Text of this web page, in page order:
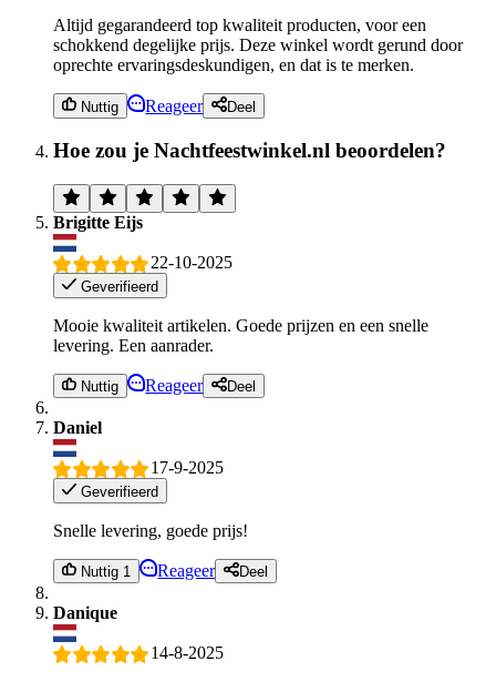
Altijd gegarandeerd top kwaliteit producten, voor een
schokkend degelijke prijs. Deze winkel wordt gerund door
oprechte ervaringsdeskundigen, en dat is te merken.
Nuttig Reageer Deel
Hoe zou je Nachtfeestwinkel.nl beoordelen?
Brigitte Eijs
22-10-2025
Geverifieerd
Mooie kwaliteit artikelen. Goede prijzen en een snelle
levering. Een aanrader.
Nuttig Reageer Deel
Daniel
17-9-2025
Geverifieerd
Snelle levering, goede prijs!
Nuttig 1 Reageer Deel
Danique
14-8-2025